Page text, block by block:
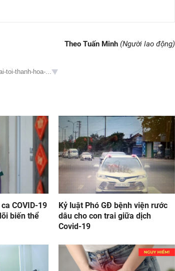
Theo Tuấn Minh (Người lao động)
toi-thanh-hoa-...
COVID-19
biến thể
Kỷ luật Phó GĐ bệnh viện rước
dâu cho con trai giữa dịch
Covid-19